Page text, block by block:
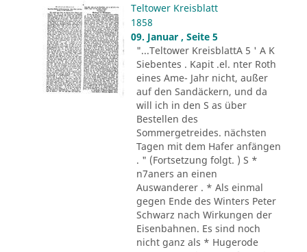
Teltower Kreisblatt
1858
09. Januar , Seite 5
"...Teltower KreisblattA 5 ' A K
Siebentes . Kapit .el. nter Roth
eines Ame- Jahr nicht, außer
auf den Sandäckern, und da
will ich in den S as über
Bestellen des
Sommergetreides. nächsten
Tagen mit dem Hafer anfängen
. " (Fortsetzung folgt. ) S *
n7aners an einen
Auswanderer . * Als einmal
gegen Ende des Winters Peter
Schwarz nach Wirkungen der
Eisenbahnen. Es sind noch
nicht ganz als * Hugerode